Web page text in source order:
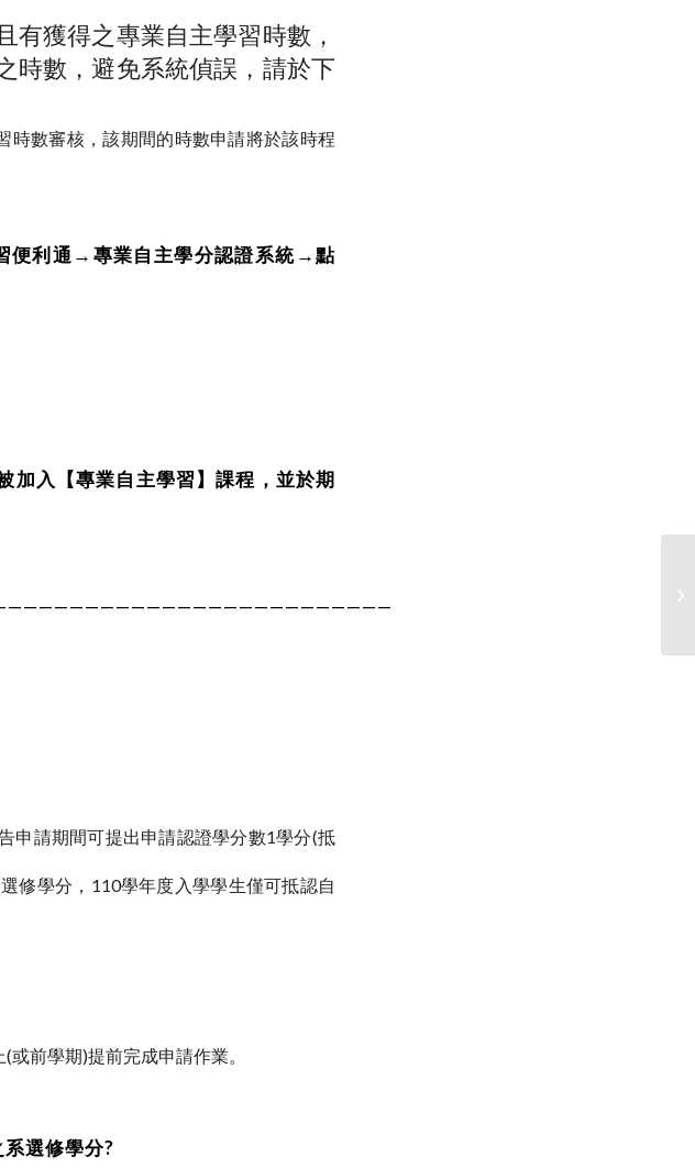
獲得之專業自主學習時數，
時數，避免系統偵誤，請於下
時數審核，該期間的時數申請將於該時程
利通→專業自主學分認證系統→點
入【專業自主學習】課程，並於期
申請期間可提出申請認證學分數1學分(抵
修學分，110學年度入學學生僅可抵認自
前學期)提前完成申請作業。
選修學分?